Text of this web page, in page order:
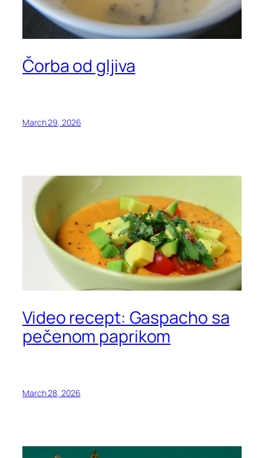
Čorba od gljiva
March 29, 2026
Video recept: Gaspacho sa
pečenom paprikom
March 28, 2026